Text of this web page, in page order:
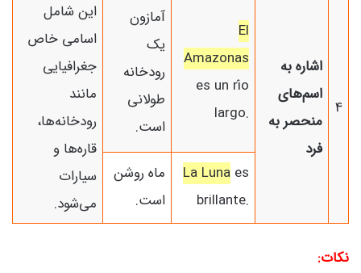
4
اشاره به
اسم‌های
منحصر به
فرد
El
Amazonas
es un río
largo.
آمازون
یک
رودخانه
طولانی
است.
این شامل
اسامی خاص
جغرافیایی
مانند
رودخانه‌ها،
قاره‌ها و
سیارات
می‌شود.
La Luna es
brillante.
ماه روشن
است.
نکات: